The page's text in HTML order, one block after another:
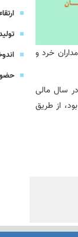
زمینه احقاق حق سهامداران خرد و
در سال مالی
بود، از طریق
اندوخته